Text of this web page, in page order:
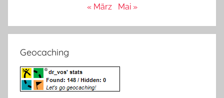
« März Mai »
Geocaching